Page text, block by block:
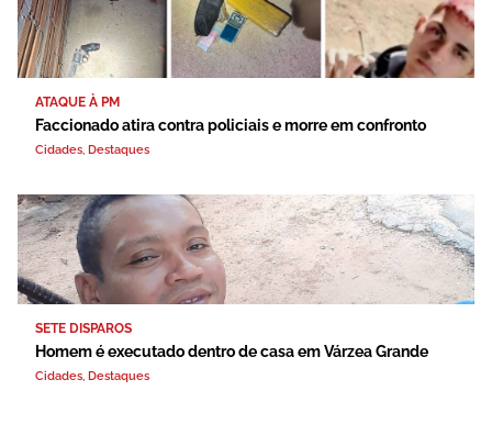
ATAQUE À PM
Faccionado atira contra policiais e morre em confronto
Cidades, Destaques
SETE DISPAROS
Homem é executado dentro de casa em Várzea Grande
Cidades, Destaques